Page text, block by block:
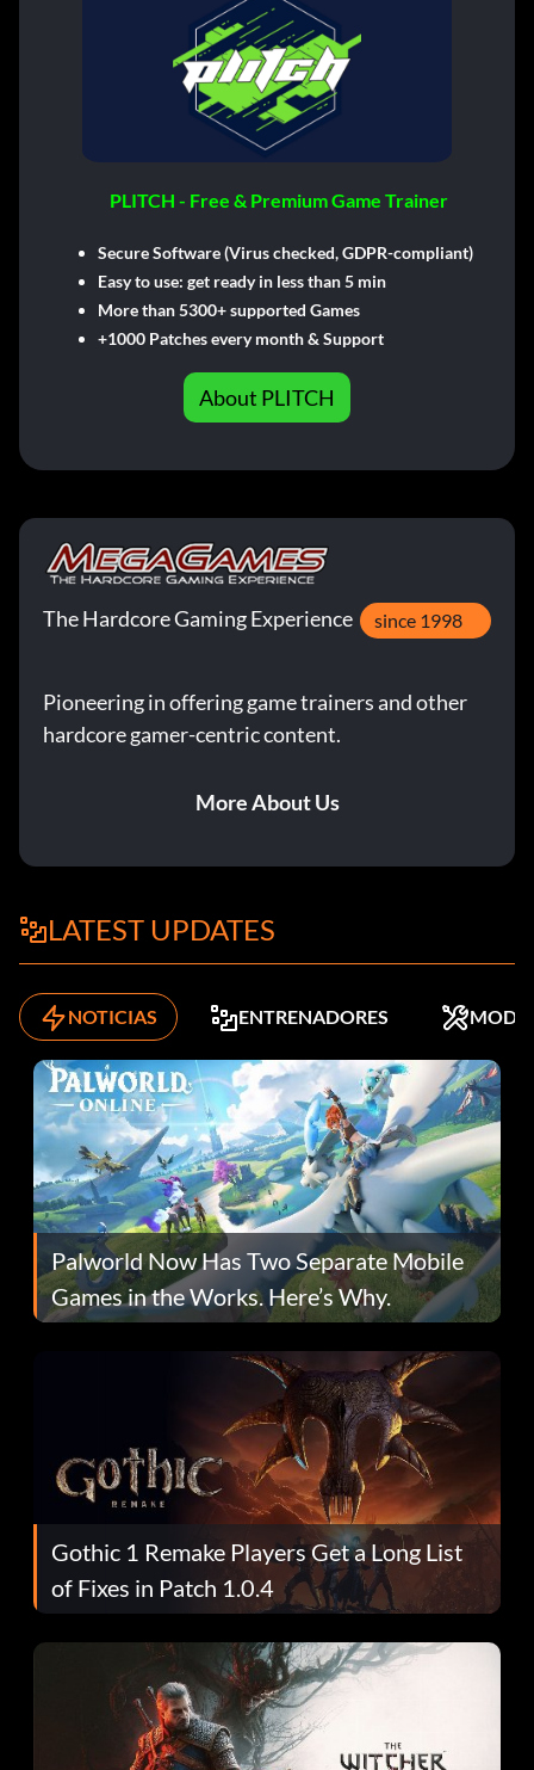
PLITCH - Free & Premium Game Trainer
Secure Software (Virus checked, GDPR-compliant)
Easy to use: get ready in less than 5 min
More than 5300+ supported Games
+1000 Patches every month & Support
About PLITCH
The Hardcore Gaming Experience since 1998
Pioneering in offering game trainers and other
hardcore gamer-centric content.
More About Us
LATEST UPDATES
NOTICIAS ENTRENADORES MODS
Palworld Now Has Two Separate Mobile
Games in the Works. Here’s Why.
Gothic 1 Remake Players Get a Long List
of Fixes in Patch 1.0.4